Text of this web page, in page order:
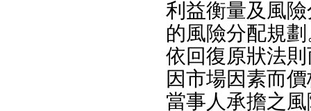
利益衡量及風
的風險分配規
依回復原狀法
因市場因素而
當事人承擔之